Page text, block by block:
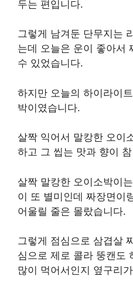
두는 편입니다.
그렇게 남겨둔 단무지는
는데 오늘은 운이 좋아서
수 있었습니다.
하지만 오늘의 하이라이
박이였습니다.
살짝 익어서 말캉한 오이
하고 그 씹는 맛과 향이
살짝 말캉한 오이소박이
이 또 별미인데 짜장면이
어울릴 줄은 몰랐습니다.
그렇게 점심으로 삼겹살
심으로 제로 콜라 뚱캔도
많이 먹어서인지 옆구리